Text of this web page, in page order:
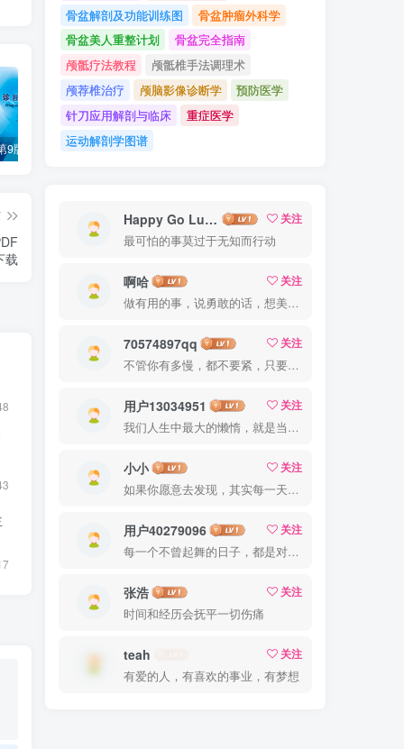
载
骨盆解剖及功能训练图
骨盆肿瘤外科学
骨盆美人重整计划
骨盆完全指南
颅骶疗法教程
颅骶椎手法调理术
颅荐椎治疗
颅脑影像诊断学
预防医学
针刀应用解剖与临床
重症医学
运动解剖学图谱
Happy Go Lucky
关注
最可怕的事莫过于无知而行动
啊哈
关注
做有用的事，说勇敢的话，想美好的事，一生足矣
70574897qq
关注
不管你有多慢，都不要紧，只要你有决心，你最终都会到达想去的地方
用户13034951
关注
我们人生中最大的懒惰，就是当我们明知自己拥有作出选择的能力，却不去主动改变而是放任它的生活态度
小小
关注
如果你愿意去发现，其实每一天都很美
用户40279096
关注
每一个不曾起舞的日子，都是对生命的辜负
张浩
关注
时间和经历会抚平一切伤痛
teah
关注
有爱的人，有喜欢的事业，有梦想